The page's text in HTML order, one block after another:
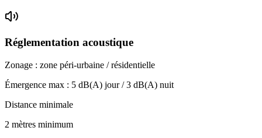
Réglementation acoustique
Zonage : zone péri-urbaine / résidentielle
Émergence max : 5 dB(A) jour /3 dB(A) nuit
Distance minimale
2 mètres minimum